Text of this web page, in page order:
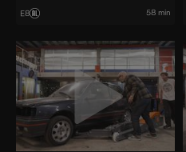
E8 58 min